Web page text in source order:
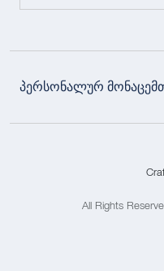
პერსონალურ
All Rights